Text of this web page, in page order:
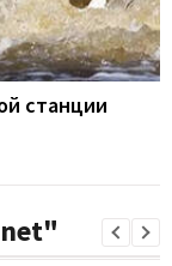
станции